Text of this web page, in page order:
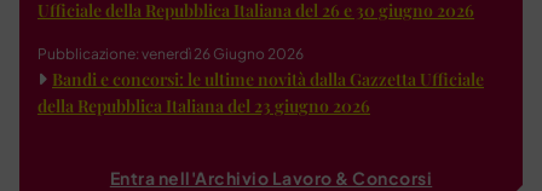
Ufficiale della Repubblica Italiana del 26 e 30 giugno 2026
Pubblicazione: venerdì 26 Giugno 2026
Bandi e concorsi: le ultime novità dalla Gazzetta Ufficiale
della Repubblica Italiana del 23 giugno 2026
Entra nell'Archivio Lavoro & Concorsi